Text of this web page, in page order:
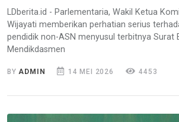
LDberita.id - Parlementaria, Wakil Ketua
Wijayati memberikan perhatian serius
pendidik non-ASN menyusul terbitnya Surat
Mendikdasmen
BY ADMIN 14 MEI 2026 4453